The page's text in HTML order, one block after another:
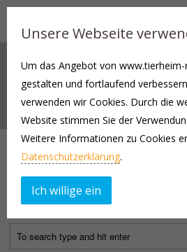
TIERHEIM RASTATT
Author Archives
Not Found
Apologies, but no results were found
Perhaps searching will help find a
Unsere Webseite
Um das Angebot von
gestalten und fortlaufend
verwenden wir Cookies. Durch die
Website stimmen Sie der
Weitere Informationen zu Cookies
Datenschutzerklärung.
Ich willige ein